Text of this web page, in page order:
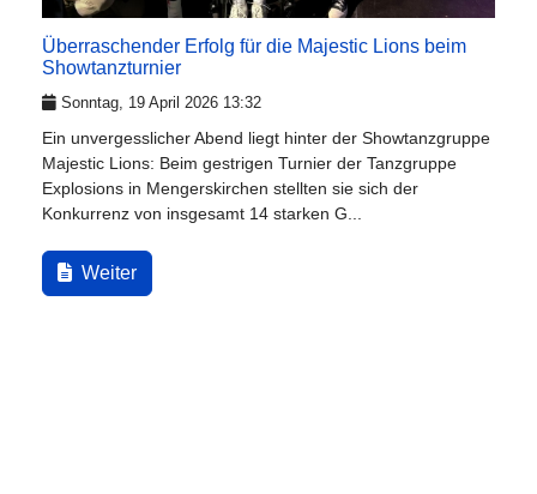
Überraschender Erfolg für die Majestic Lions beim
Showtanzturnier
Sonntag, 19 April 2026 13:32
Ein unvergesslicher Abend liegt hinter der Showtanzgruppe
Majestic Lions: Beim gestrigen Turnier der Tanzgruppe
Explosions in Mengerskirchen stellten sie sich der
Konkurrenz von insgesamt 14 starken G...
Weiter